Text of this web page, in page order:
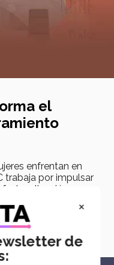
el
enfrentan en
trabaja por impulsar
×
de